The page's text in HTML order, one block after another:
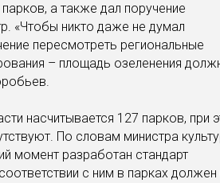
а также дал поручение
«Чтобы никто даже не думал
пересмотреть региональные
– площадь озеленения
насчитывается 127 парков, при
По словам министра
момент разработан стандарт
с ним в парках